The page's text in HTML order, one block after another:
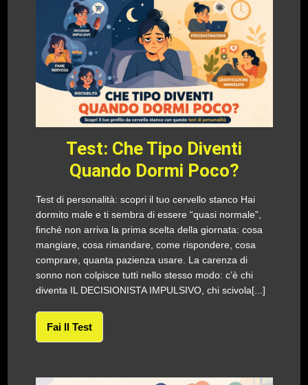
Test: Che Tipo Diventi
Quando Dormi Poco?
Test di personalità: scopri il tuo cervello stanco Hai
dormito male e ti sembra di essere “quasi normale”,
finché non arriva la prima scelta della giornata: cosa
mangiare, cosa rimandare, come rispondere, cosa
comprare, quanta pazienza usare. La carenza di
sonno non colpisce tutti nello stesso modo: c’è chi
diventa IL DECISIONISTA IMPULSIVO, chi scivola[...]
Fai Il Test